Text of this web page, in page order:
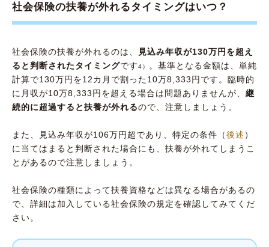
社会保険の扶養が外れるタイミングはいつ？
社会保険の扶養が外れるのは、
見込み年収が130万円を超え
ると判断されたタイミングです4）
。基準となる金額は、単純
計算で130万円を12カ月で割った10万8,333円です。臨時的
に月収が10万8,333円を超える場合は問題ありませんが、 継
続的に超過すると扶養が外れるので、注意しましょう。
また、見込み年収が106万円超であり、特定の条件（後述 ）
に当てはまると判断された場合にも、扶養が外れてしまうこ
とがあるので注意しましょう。
社会保険の種類によって扶養資格などは異なる場合があるの
で、詳細は加入している社会保険の規定を確認してみてくだ
さい。